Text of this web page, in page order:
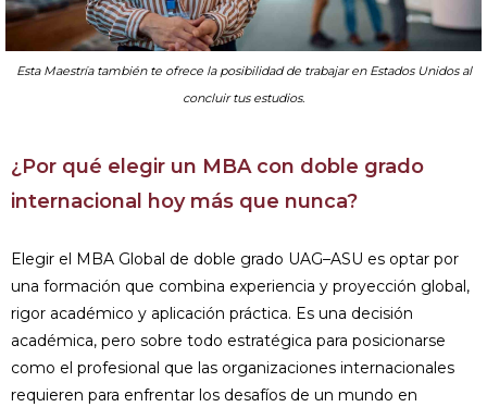
Esta Maestría también te ofrece la posibilidad de trabajar en Estados Unidos al
concluir tus estudios.
¿Por qué elegir un MBA con doble grado
internacional hoy más que nunca?
Elegir el MBA Global de doble grado UAG–ASU es optar por
una formación que combina experiencia y proyección global,
rigor académico y aplicación práctica. Es una decisión
académica, pero sobre todo estratégica para posicionarse
como el profesional que las organizaciones internacionales
requieren para enfrentar los desafíos de un mundo en